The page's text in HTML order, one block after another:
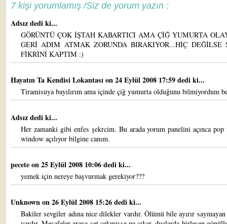
7 kişi yorumlamış /Siz de yorum yazın :
Adsız dedi ki...
GÖRÜNTÜ ÇOK İŞTAH KABARTICI AMA ÇİĞ YUMURTA
GERİ ADIM ATMAK ZORUNDA BIRAKIYOR...HİÇ DEĞİLSE
FİKRİNİ KAPTIM :)
Hayatın Ta Kendisi Lokantasıon 24 Eylül 2008 17:59 dedi ki...
Tiramisuya bayılırım ama içinde çiğ yumurta olduğunu bilmiyordum
Adsız dedi ki...
Her zamanki gibi enfes şekrcim. Bu arada yorum panelini açınca pop
window açılıyor bilgine canım.
peceteon 25 Eylül 2008 10:06 dedi ki...
yemek için nereye başvurmak gerekiyor???
Unknownon 26 Eylül 2008 15:26 dedi ki...
Bakiler sevgiler adına nice dilekler vardır. Ölümü bile ayırır